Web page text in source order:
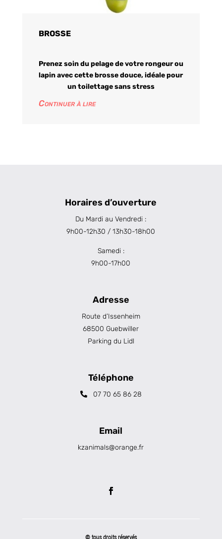
BROSSE
Prenez soin du pelage de votre rongeur ou
lapin avec cette brosse douce, idéale pour
un toilettage sans stress
Continuer à lire
Horaires d’ouverture
Du Mardi au Vendredi :
9h00-12h30 / 13h30-18h00
Samedi :
9h00-17h00
Adresse
Route d’Issenheim
68500 Guebwiller
Parking du Lidl
Téléphone
07 70 65 86 28
Email
kzanimals@orange.fr
© tous droits réservés